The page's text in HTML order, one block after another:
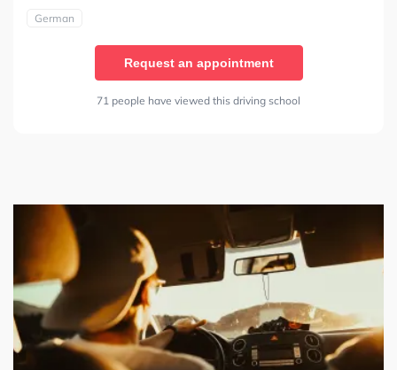
German
Request an appointment
71 people have viewed this driving school